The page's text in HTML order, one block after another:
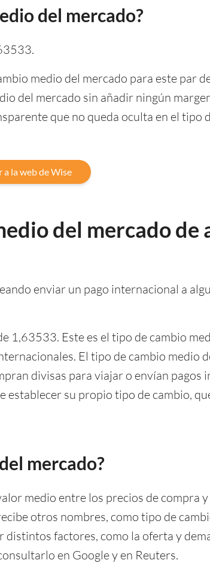
del mercado?
medio del mercado para este par
del mercado sin añadir ningún
que no queda oculta en el tipo
a la web de Wise
del mercado de
enviar un pago internacional a
1,63533. Este es el tipo de cambio
El tipo de cambio medio
divisas para viajar o envían pagos
establecer su propio tipo de cambio,
mercado?
medio entre los precios de compra
otros nombres, como tipo de
factores, como la oferta y
en Google y en Reuters.